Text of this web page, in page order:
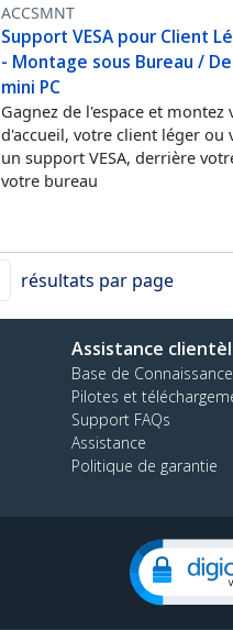
ACCSMNT
Support VESA pour Client
- Montage sous Bureau /
mini PC
Gagnez de l'espace et montez
d'accueil, votre client léger ou
un support VESA, derrière
votre bureau
résultats par page
Assistance
Base de Connaissance
Pilotes et
Support FAQs
Assistance
Politique de garantie